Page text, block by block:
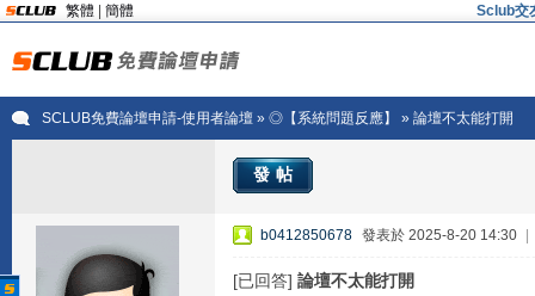
繁體 簡體 Sclub交
SCLUB免費論壇申請-使用者論壇» ◎【系統問題反應】 » 論壇不太能打開
發帖
b0412850678 發表於 2025-8-20 14:30
[已回答] 論壇不太能打開